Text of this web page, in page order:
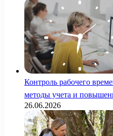
Контроль рабочего
методы учета и
26.06.2026